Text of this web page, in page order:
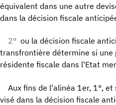
équivalent dans une autre
dans la décision fiscale
2° ou la décision fiscale
transfrontière détermine si une
résidente fiscale dans l'Etat
Aux fins de l'alinéa 1er, 1°,
visé dans la décision fiscale